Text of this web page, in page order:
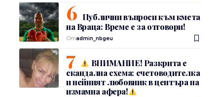
Публични въпроси към кмета
на Враца: Време е за отговори!
Отadmin_nbgeu
ВНИМАНИЕ! Разкрита е
скандална схема: счетоводителка
и нейният любовник в центъра на
измамна афера!